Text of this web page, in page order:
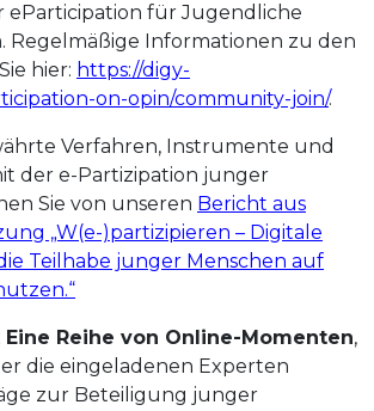
eParticipation für Jugendliche
Regelmäßige Informationen zu den
hier: https://digy-
on-opin/community-join/.
Verfahren, Instrumente und
der e-Partizipation junger
Sie von unseren Bericht aus
„W(e-)partizipieren – Digitale
Teilhabe junger Menschen auf
Eine Reihe von Online-Momenten,
die eingeladenen Experten
zur Beteiligung junger